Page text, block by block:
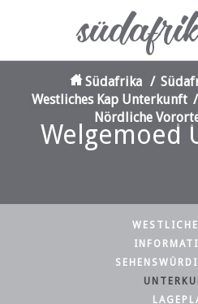
Welgemoed
Südafrika /
Westliches Kap Unterkunft /
Nördliche